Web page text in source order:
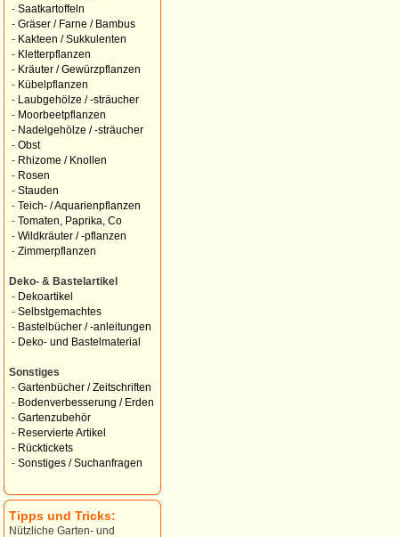
- Saatkartoffeln
- Gräser / Farne / Bambus
- Kakteen / Sukkulenten
- Kletterpflanzen
- Kräuter / Gewürzpflanzen
- Kübelpflanzen
-
Laubgehölze / -sträucher
- Moorbeetpflanzen
- Nadelgehölze / -sträucher
- Obst
- Rhizome / Knollen
- Rosen
- Stauden
- Teich- / Aquarienpflanzen
- Tomaten, Paprika, Co
- Wildkräuter / -pflanzen
- Zimmerpflanzen
Deko- & Bastelartikel
- Dekoartikel
- Selbstgemachtes
- Bastelbücher / -anleitungen
- Deko- und Bastelmaterial
Sonstiges
- Gartenbücher / Zeitschriften
- Bodenverbesserung / Erden
- Gartenzubehör
- Reservierte Artikel
- Rücktickets
- Sonstiges / Suchanfragen
Tipps und Tricks:
Nützliche Garten- und